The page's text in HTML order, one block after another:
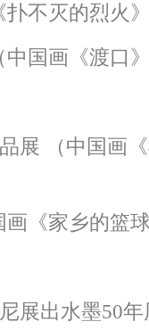
不灭的烈火
国画《渡口
展 （中国画
《家乡的篮
展出水墨50